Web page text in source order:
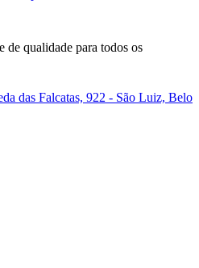
de qualidade para todos os
das Falcatas, 922 - São Luiz, Belo